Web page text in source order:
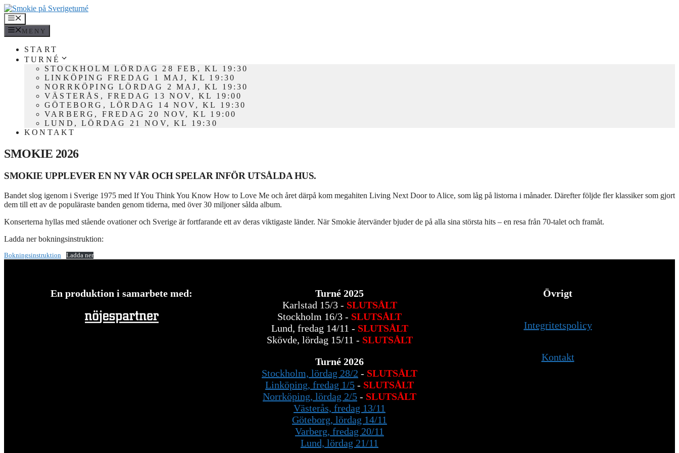
Hoppa
till
innehåll
MENY
MENY
START
TURNÉ
STOCKHOLM LÖRDAG 28 FEB, KL 19:30
LINKÖPING FREDAG 1 MAJ, KL 19:30
NORRKÖPING LÖRDAG 2 MAJ, KL 19:30
VÄSTERÅS, FREDAG 13 NOV, KL 19:00
GÖTEBORG, LÖRDAG 14 NOV, KL 19:30
VARBERG, FREDAG 20 NOV, KL 19:00
LUND, LÖRDAG 21 NOV, KL 19:30
KONTAKT
SMOKIE 2026
SMOKIE UPPLEVER EN NY VÅR OCH SPELAR INFÖR UTSÅLDA HUS.
Bandet slog igenom i Sverige 1975 med If You Think You Know How to Love Me och året därpå kom megahiten Living Next Door to Alice, som låg på listorna i månader. Därefter följde fler klassiker som gjort
dem till ett av de populäraste banden genom tiderna, med över 30 miljoner sålda album.
Konserterna hyllas med stående ovationer och Sverige är fortfarande ett av deras viktigaste länder. När Smokie återvänder bjuder de på alla sina största hits – en resa från 70-talet och framåt.
Ladda ner bokningsinstruktion:
Bokningsinstruktion Ladda ner
En produktion i samarbete med:
Turné 2025
Karlstad 15/3 - SLUTSÅLT
Stockholm 16/3 - SLUTSÅLT
Lund, fredag 14/11 - SLUTSÅLT
Skövde, lördag 15/11 - SLUTSÅLT
Turné 2026
Stockholm, lördag 28/2 - SLUTSÅLT
Linköping, fredag 1/5 - SLUTSÅLT
Norrköping, lördag 2/5 - SLUTSÅLT
Västerås, fredag 13/11
Göteborg, lördag 14/11
Varberg, fredag 20/11
Lund, lördag 21/11
Övrigt
Integritetspolicy
Kontakt